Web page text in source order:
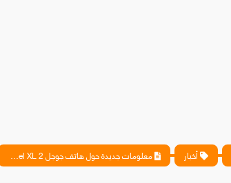
أخبار معلومات جديدة حول هاتف جوجل Pixel XL 2